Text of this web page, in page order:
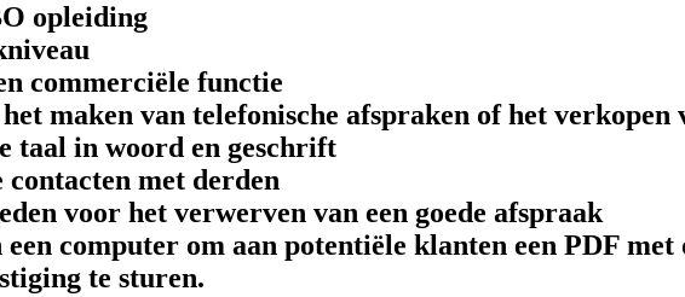
opleiding
commerciële functie
maken van telefonische afspraken of het verkopen
taal in woord en geschrift
met derden
voor het verwerven van een goede afspraak
computer om aan potentiële klanten een PDF
te sturen.